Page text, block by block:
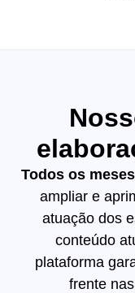
Todos os
ampliar e
atuação dos
conteúdo
plataforma
frente